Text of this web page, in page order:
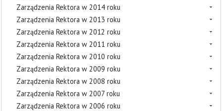
Zarządzenia Rektora w 2014 roku
Zarządzenia Rektora w 2013 roku
Zarządzenia Rektora w 2012 roku
Zarządzenia Rektora w 2011 roku
Zarządzenia Rektora w 2010 roku
Zarządzenia Rektora w 2009 roku
Zarządzenia Rektora w 2008 roku
Zarządzenia Rektora w 2007 roku
Zarządzenia Rektora w 2006 roku